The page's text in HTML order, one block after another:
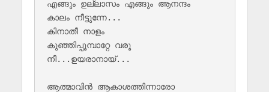
എങ്ങും ഉല്ലാസം എങ്ങും ആനന്ദം
കാലം നീട്ടുന്നേ...
കിനാതീ നാളം
കുഞ്ഞിപ്പൂമ്പാറ്റേ വരൂ
നീ...ഉയരാനായ്...
ആത്മാവിൻ ആകാശത്തിന്നാരോ